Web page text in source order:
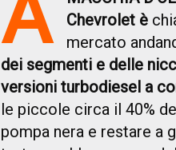
Chevrolet è
mercato
dei segmenti e delle
versioni turbodiesel a
le piccole circa il 40%
pompa nera e restare a